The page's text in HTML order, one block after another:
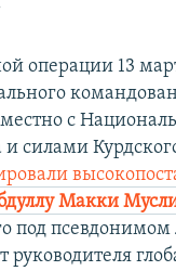
операции 13
с
силами
Макки
под псевдонимом
руководителя